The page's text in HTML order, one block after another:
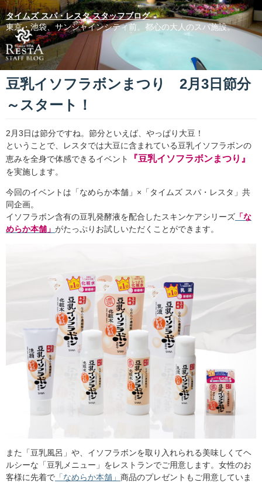
タイムズ スパ・レスタ スタッフブログ
東京・池袋、サンシャインシティ前。都心の大人のスパ施設。
豆乳イソフラボンまつり 2月3日節分
～スタート！
2月3日は節分ですね。節分といえば、やっぱり大豆！
ということで、レスタでは大豆に含まれている豆乳イソフラボンの
恵みを全身で体感できるイベント
『豆乳イソフラボンまつり』
を実施します。
今回のイベントは「なめらか本舗」×「タイムズ スパ・レスタ」共
同企画。
イソフラボン含有の豆乳発酵液を配合したスキンケアシリーズ 「な
めらか本舗」 がたっぷりお試しいただくことができます。
また「豆乳風呂」や、イソフラボンを取り入れられる美味しくてヘ
ルシーな「豆乳メニュー」をレストランでご用意します。女性のお
客様に先着で 「なめらか本舗」 商品のプレゼントもご用意していま